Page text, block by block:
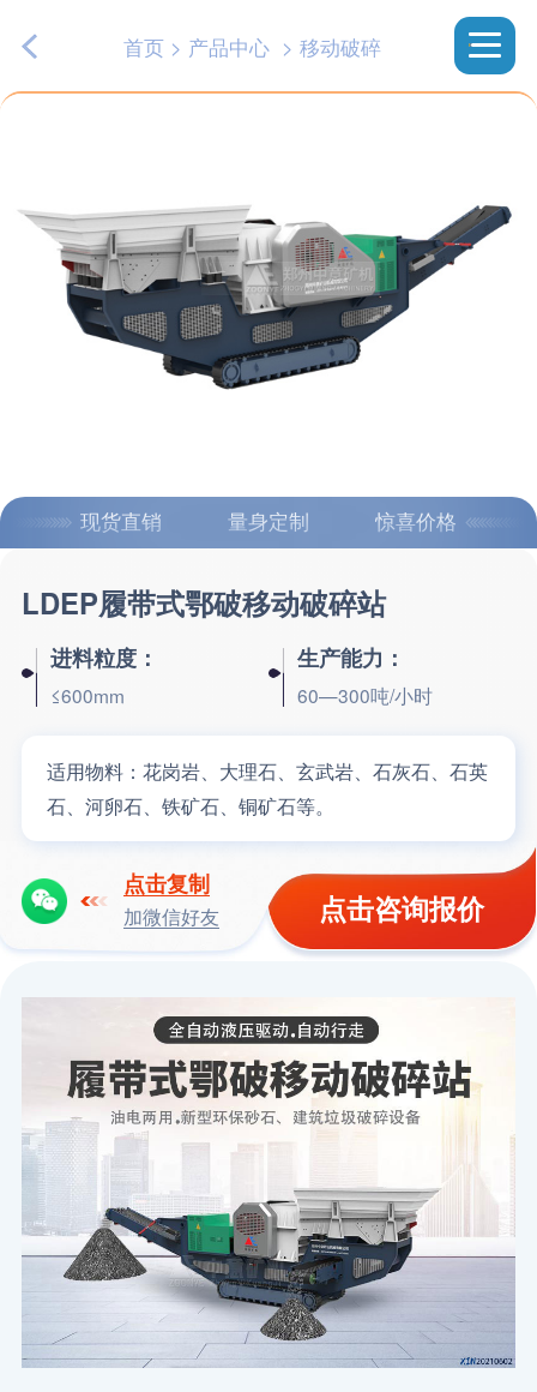
首页> 产品中心> 移动破碎
现货直销 量身定制 惊喜价格
LDEP履带式鄂破移动破碎站
进料粒度：
≤600mm
生产能力：
60—300吨/小时
适用物料： 花岗岩、大理石、玄武岩、石灰石、石英
石、河卵石、铁矿石、铜矿石等。
点击复制
加微信好友 点击咨询报价